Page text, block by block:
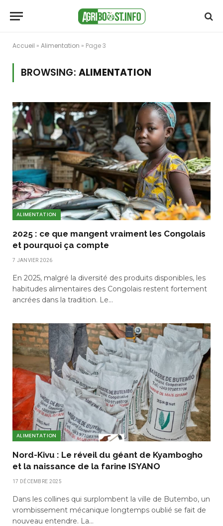
Accueil » Alimentation » Page 3
BROWSING: ALIMENTATION
ALIMENTATION
2025 : ce que mangent vraiment les Congolais
et pourquoi ça compte
7 JANVIER 2026
En 2025, malgré la diversité des produits disponibles, les
habitudes alimentaires des Congolais restent fortement
ancrées dans la tradition. Le…
ALIMENTATION
Nord-Kivu : Le réveil du géant de Kyambogho
et la naissance de la farine ISYANO
17 DÉCEMBRE 2025
Dans les collines qui surplombent la ville de Butembo, un
vrombissement mécanique longtemps oublié se fait de
nouveau entendre. La…